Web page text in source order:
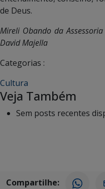
de Deus.
Mireli Obando da
David Majella
Categorias :
Cultura
Veja Também
Sem posts recentes
Compartilhe: